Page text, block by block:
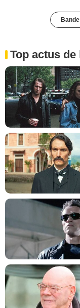
Top actus de